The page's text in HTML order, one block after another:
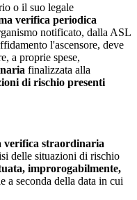
o il suo legale
verifica periodica
notificato, dalla ASL
l'ascensore, deve
a proprie spese,
finalizzata alla
di rischio presenti
verifica straordinaria
delle situazioni di rischio
improrogabilmente,
a seconda della data in cui